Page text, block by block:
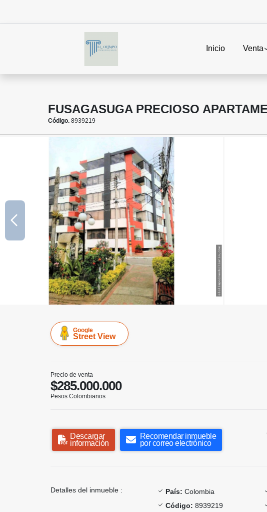
Inicio Venta
FUSAGASUGA PRECIOSO
Código. 8939219
Google
Street View
Precio de venta
$285.000.000
Pesos Colombianos
Descargar
información
Recomendar inmueble
por correo electrónico
Detalles del inmueble : País: Colombia
Código: 8939219